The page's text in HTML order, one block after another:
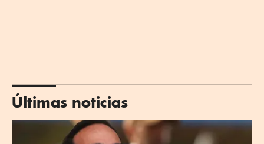
Últimas noticias